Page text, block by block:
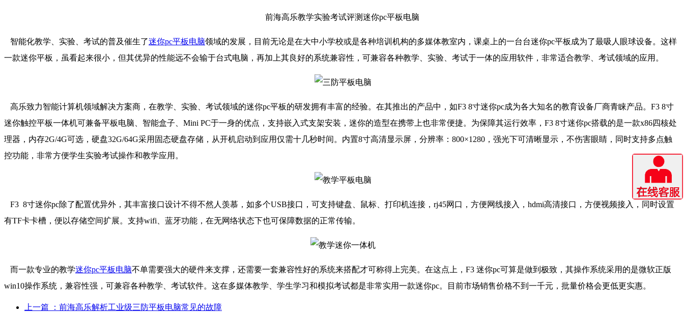
前海高乐教学实验考试评测迷你pc平板电脑
智能化教学、实验、考试的普及催生了迷你pc平板电脑领域的发展，目前无论是在大中小学校或是各种培训机构的多媒体教室内，课桌上的一台台迷你pc平板成为了最吸人眼球设备。这样
一款迷你平板，虽看起来很小，但其优异的性能远不会输于台式电脑，再加上其良好的系统兼容性，可兼容各种教学、实验、考试于一体的应用软件，非常适合教学、考试领域的应用。
高乐致力智能计算机领域解决方案商，在教学、实验、考试领域的迷你pc平板的研发拥有丰富的经验。在其推出的产品中，如F3 8寸迷你pc成为各大知名的教育设备厂商青睐产品。F3 8寸
迷你触控平板一体机可兼备平板电脑、智能盒子、Mini PC于一身的优点，支持嵌入式支架安装，迷你的造型在携带上也非常便捷。为保障其运行效率，F3 8寸迷你pc搭载的是一款x86四核处
理器，内存2G/4G可选，硬盘32G/64G采用固态硬盘存储，从开机启动到应用仅需十几秒时间。内置8寸高清显示屏，分辨率：800×1280，强光下可清晰显示，不伤害眼睛，同时支持多点触
控功能，非常方便学生实验考试操作和教学应用。
F3 8寸迷你pc除了配置优异外，其丰富接口设计不得不然人羡慕，如多个USB接口，可支持键盘、鼠标、打印机连接，rj45网口，方便网线接入，hdmi高清接口，方便视频接入，同时设置
有TF卡卡槽，便以存储空间扩展。支持wifi、蓝牙功能，在无网络状态下也可保障数据的正常传输。
而一款专业的教学迷你pc平板电脑不单需要强大的硬件来支撑，还需要一套兼容性好的系统来搭配才可称得上完美。在这点上，F3 迷你pc可算是做到极致，其操作系统采用的是微软正版
win10操作系统，兼容性强，可兼容各种教学、考试软件。这在多媒体教学、学生学习和模拟考试都是非常实用一款迷你pc。目前市场销售价格不到一千元，批量价格会更低更实惠。
上一篇
：前海高乐解析工业级三防平板电脑常见的故障